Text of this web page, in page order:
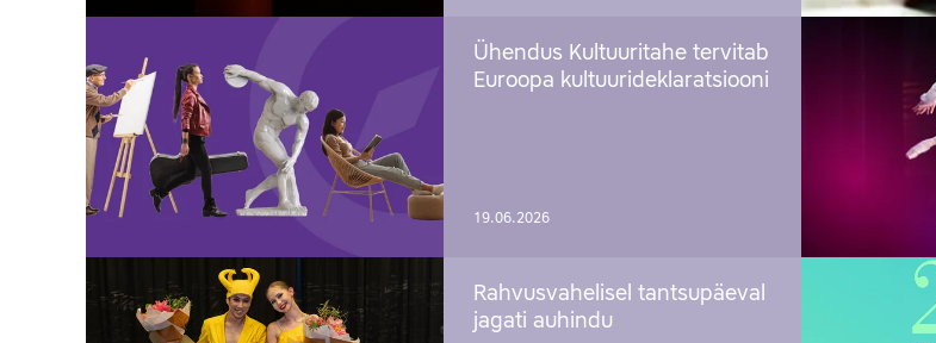
Ühendus Kultuuritahe tervitab
Euroopa kultuurideklaratsiooni
19.06.2026
Rahvusvahelisel tantsupäeval
jagati auhindu